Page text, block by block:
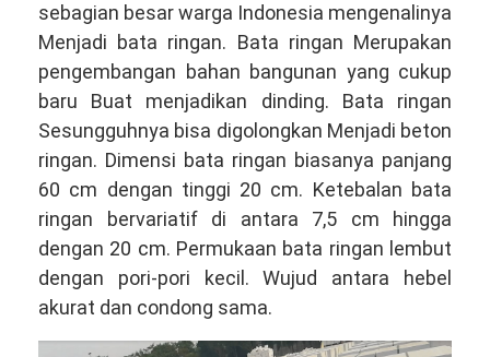
sebagian besar warga Indonesia mengenalinya
Menjadi bata ringan. Bata ringan Merupakan
pengembangan bahan bangunan yang cukup
baru Buat menjadikan dinding. Bata ringan
Sesungguhnya bisa digolongkan Menjadi beton
ringan. Dimensi bata ringan biasanya panjang
60 cm dengan tinggi 20 cm. Ketebalan bata
ringan bervariatif di antara 7,5 cm hingga
dengan 20 cm. Permukaan bata ringan lembut
dengan pori-pori kecil. Wujud antara hebel
akurat dan condong sama.